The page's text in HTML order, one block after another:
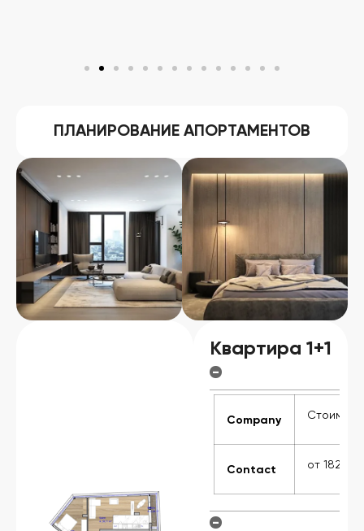
ПЛАНИРОВАНИЕ АПОРТАМЕНТОВ
Квартира 1+1
-
Company
Contact от 182
-